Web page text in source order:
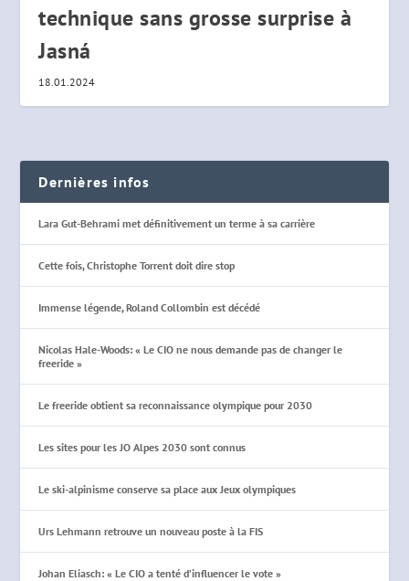
technique sans grosse surprise à
Jasná
18.01.2024
Dernières infos
Lara Gut-Behrami met définitivement un terme à sa carrière
Cette fois, Christophe Torrent doit dire stop
Immense légende, Roland Collombin est décédé
Nicolas Hale-Woods: « Le CIO ne nous demande pas de changer le
freeride »
Le freeride obtient sa reconnaissance olympique pour 2030
Les sites pour les JO Alpes 2030 sont connus
Le ski-alpinisme conserve sa place aux Jeux olympiques
Urs Lehmann retrouve un nouveau poste à la FIS
Johan Eliasch: « Le CIO a tenté d’influencer le vote »